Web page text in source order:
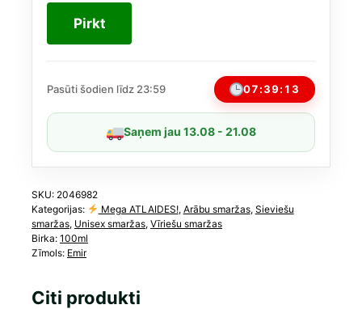
33,00 €.
21,28 €.
(līdzīgs
Xerjoff
1861
Pirkt
Pasūti šodien līdz 23:59 07:39:13
Saņem jau 13.08 - 21.08
SKU: 2046982
Kategorijas:
Mega ATLAIDES!, Arābu smaržas, Sieviešu
smaržas, Unisex smaržas, Vīriešu smaržas
Birka: 100ml
Zīmols: Emir
Citi produkti